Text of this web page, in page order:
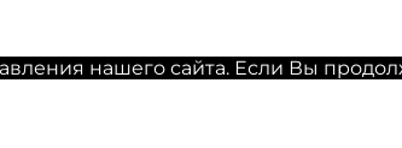
нашего сайта. Если Вы